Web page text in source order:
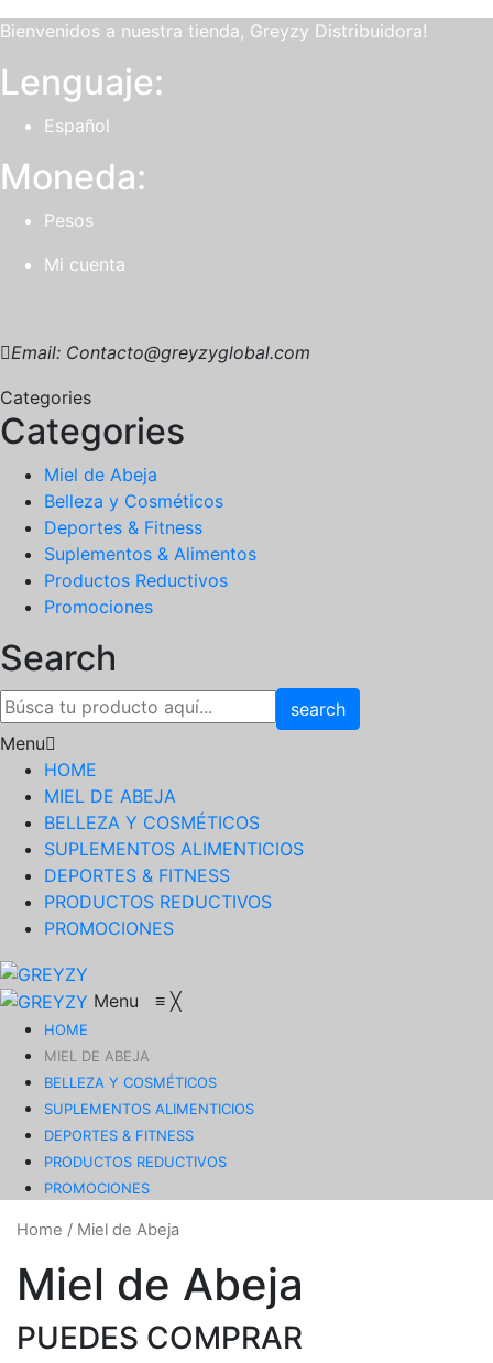
Bienvenidos a nuestra tienda, Greyzy Distribuidora!
Lenguaje:
Español
Moneda:
Pesos
Mi cuenta
Email: Contacto@greyzyglobal.com
Categories
Categories
Miel de Abeja
Belleza y Cosméticos
Deportes & Fitness
Suplementos & Alimentos
Productos Reductivos
Promociones
Search
search
Menu
HOME
MIEL DE ABEJA
BELLEZA Y COSMÉTICOS
SUPLEMENTOS ALIMENTICIOS
DEPORTES & FITNESS
PRODUCTOS REDUCTIVOS
PROMOCIONES
Menu ≡ ╳
HOME
MIEL DE ABEJA
BELLEZA Y COSMÉTICOS
SUPLEMENTOS ALIMENTICIOS
DEPORTES & FITNESS
PRODUCTOS REDUCTIVOS
PROMOCIONES
Home / Miel de Abeja
Miel de Abeja
PUEDES COMPRAR